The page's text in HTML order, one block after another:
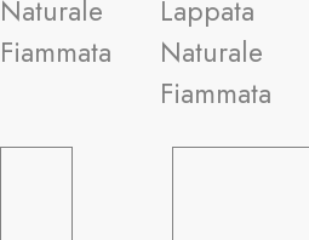
Naturale
Fiammata
Lappata
Naturale
Fiammata